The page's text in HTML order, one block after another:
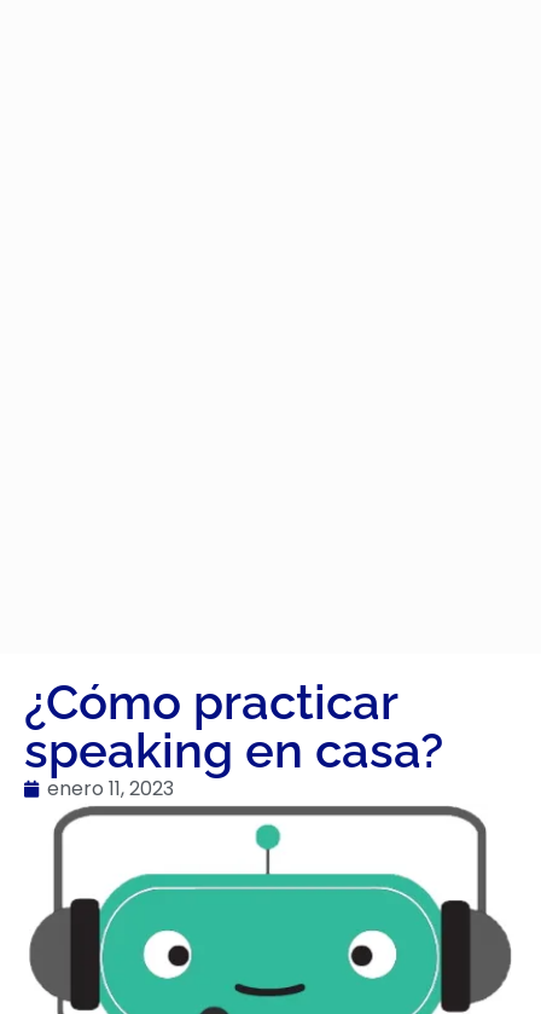
¿Cómo practicar
speaking en casa?
enero 11, 2023